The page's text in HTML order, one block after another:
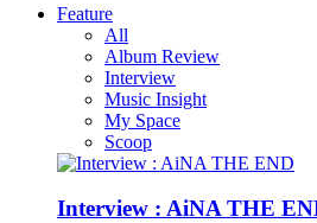
Feature
All
Album Review
Interview
Music Insight
My Space
Scoop
Interview : AiNA THE